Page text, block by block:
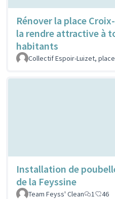
Rénover la place
la rendre attractive à
habitants
Collectif Espoir-Luizet,
Installation de
de la Feyssine
Team Feyss' Clean 1 46